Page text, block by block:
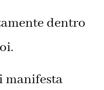
dentro
manifesta